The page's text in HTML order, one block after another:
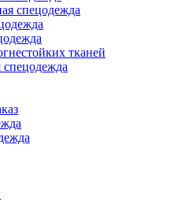
спецодежда
тканей
спецодежда